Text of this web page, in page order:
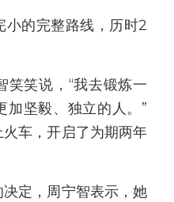
小的完整路线，历时2
笑笑说，“我去锻炼一
加坚毅、独立的人。”
车，开启了为期两年
定，周宁智表示，她